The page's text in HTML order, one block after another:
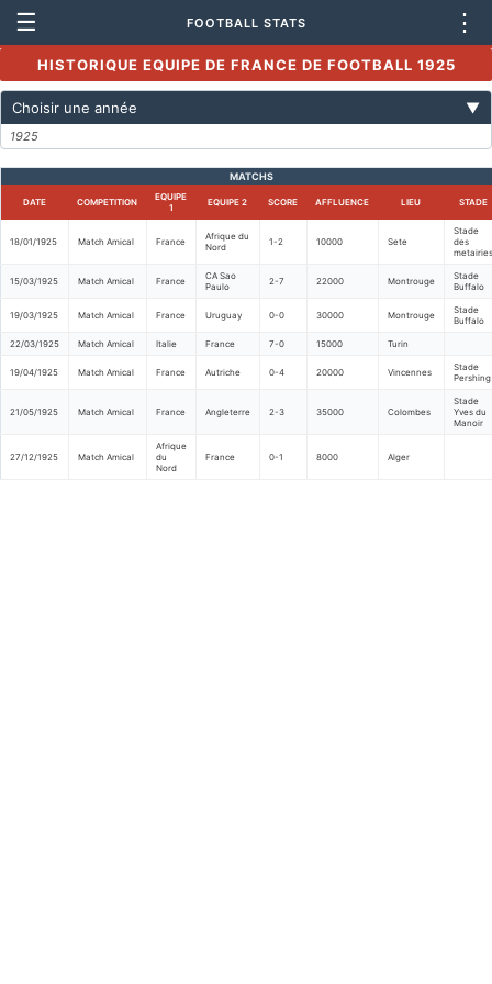
☰ FOOTBALL STATS ⋮
HISTORIQUE EQUIPE DE FRANCE DE FOOTBALL 1925
Choisir une année ▼
1925
MATCHS
DATE COMPETITION
EQUIPE
1
EQUIPE 2 SCORE AFFLUENCE LIEU STADE
18/01/1925 Match Amical France
Afrique du
Nord
1-2 10000 Sete
Stade
des
metairies
15/03/1925 Match Amical France
CA Sao
Paulo
2-7 22000 Montrouge
Stade
Buffalo
19/03/1925 Match Amical France Uruguay 0-0 30000 Montrouge
Stade
Buffalo
22/03/1925 Match Amical Italie France 7-0 15000 Turin
19/04/1925 Match Amical France Autriche 0-4 20000 Vincennes
Stade
Pershing
21/05/1925 Match Amical France Angleterre 2-3 35000 Colombes
Stade
Yves du
Manoir
27/12/1925 Match Amical
Afrique
du
Nord
France 0-1 8000 Alger